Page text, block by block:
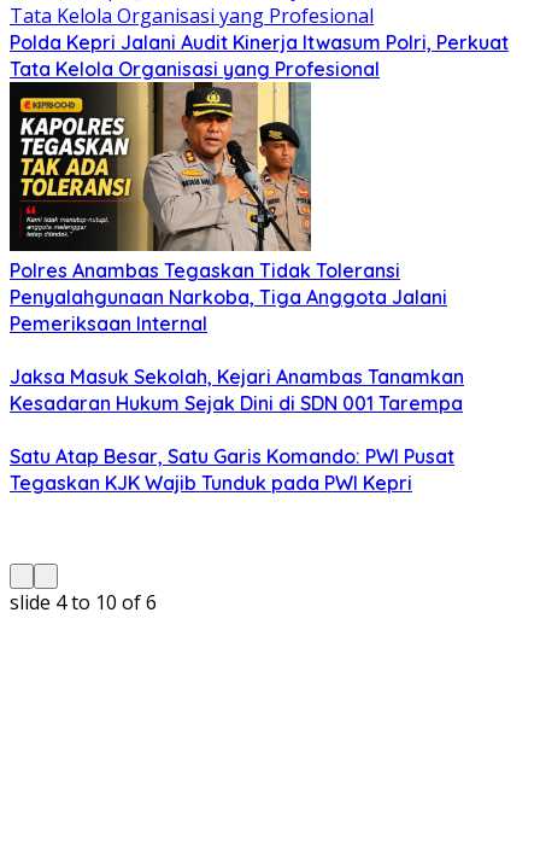
Polda Kepri Jalani Audit Kinerja Itwasum Polri, Perkuat
Tata Kelola Organisasi yang Profesional
Polres Anambas Tegaskan Tidak Toleransi
Penyalahgunaan Narkoba, Tiga Anggota Jalani
Pemeriksaan Internal
Jaksa Masuk Sekolah, Kejari Anambas Tanamkan
Kesadaran Hukum Sejak Dini di SDN 001 Tarempa
Satu Atap Besar, Satu Garis Komando: PWI Pusat
Tegaskan KJK Wajib Tunduk pada PWI Kepri
slide 5 to 10 of 6